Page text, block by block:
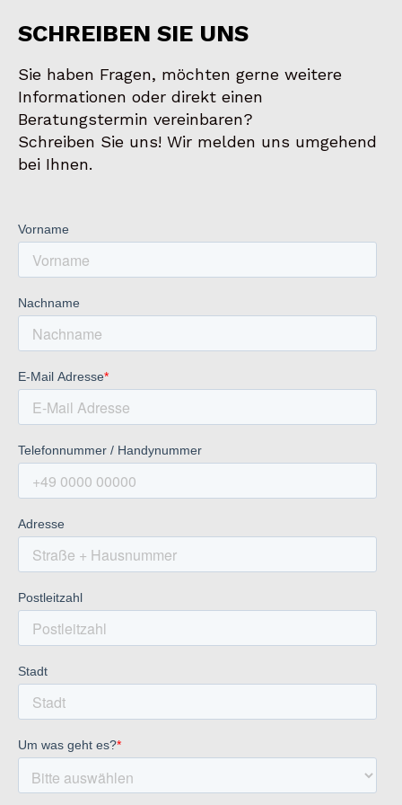
SCHREIBEN SIE UNS
Sie haben Fragen, möchten gerne weitere
Informationen oder direkt einen
Beratungstermin vereinbaren?
Schreiben Sie uns! Wir melden uns umgehend
bei Ihnen.